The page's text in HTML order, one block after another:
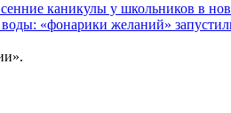
каникулы у школьников в
«фонарики желаний»